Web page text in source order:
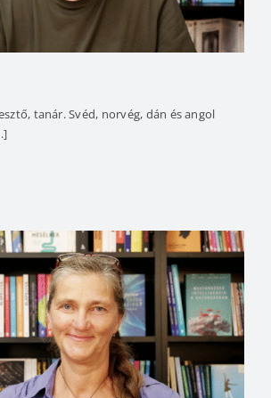
tanár. Svéd, norvég, dán és angol